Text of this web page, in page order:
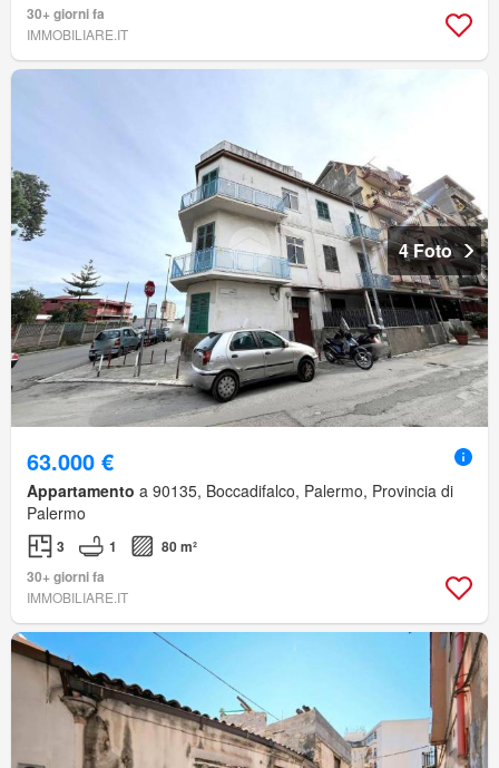
30+ giorni fa
IMMOBILIARE.IT
4 Foto
63.000 €
Appartamento a 90135, Boccadifalco, Palermo, Provincia di
Palermo
3 1
80 m²
30+ giorni fa
IMMOBILIARE.IT